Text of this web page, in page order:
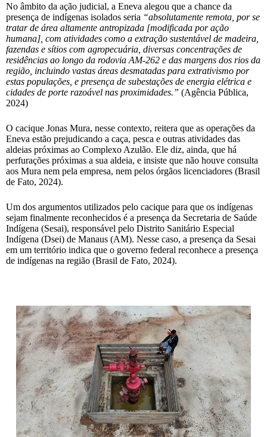
No âmbito da ação judicial, a Eneva alegou que a chance da
presença de indígenas isolados seria “absolutamente remota, por se
tratar de área altamente antropizada [modificada por ação
humana], com atividades como a extração sustentável de madeira,
fazendas e sítios com agropecuária, diversas concentrações de
residências ao longo da rodovia AM-262 e das margens dos rios da
região, incluindo vastas áreas desmatadas para extrativismo por
estas populações, e presença de subestações de energia elétrica e
cidades de porte razoável nas proximidades.” (Agência Pública,
2024)
O cacique Jonas Mura, nesse contexto, reitera que as operações da
Eneva estão prejudicando a caça, pesca e outras atividades das
aldeias próximas ao Complexo Azulão. Ele diz, ainda, que há
perfurações próximas a sua aldeia, e insiste que não houve consulta
aos Mura nem pela empresa, nem pelos órgãos licenciadores (Brasil
de Fato, 2024).
Um dos argumentos utilizados pelo cacique para que os indígenas
sejam finalmente reconhecidos é a presença da Secretaria de Saúde
Indígena (Sesai), responsável pelo Distrito Sanitário Especial
Indígena (Dsei) de Manaus (AM). Nesse caso, a presença da Sesai
em um território indica que o governo federal reconhece a presença
de indígenas na região (Brasil de Fato, 2024).